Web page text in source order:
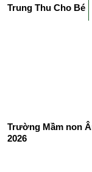
Trung Thu Cho Bé
Trường Mầm non
2026